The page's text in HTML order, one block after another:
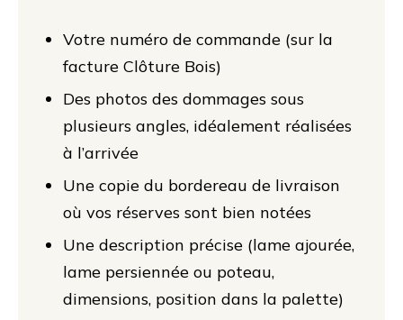
Votre numéro de commande (sur la
facture Clôture Bois)
Des photos des dommages sous
plusieurs angles, idéalement réalisées
à l’arrivée
Une copie du bordereau de livraison
où vos réserves sont bien notées
Une description précise (lame ajourée,
lame persiennée ou poteau,
dimensions, position dans la palette)